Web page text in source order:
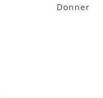
Donner